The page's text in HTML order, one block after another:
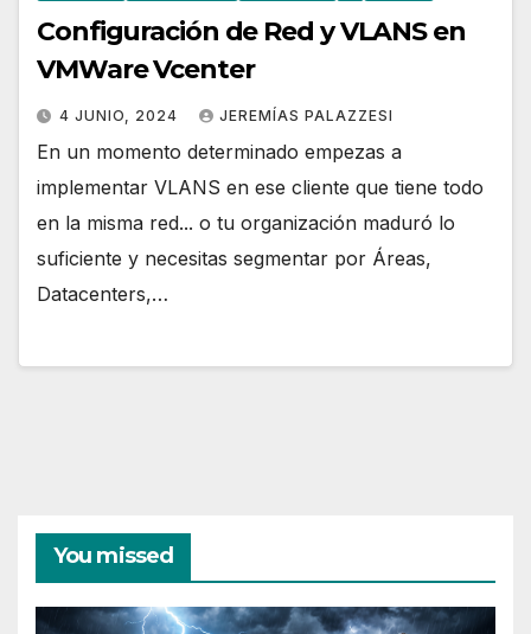
Configuración de Red y VLANS en
VMWare Vcenter
4 JUNIO, 2024 JEREMÍAS PALAZZESI
En un momento determinado empezas a
implementar VLANS en ese cliente que tiene todo
en la misma red... o tu organización maduró lo
suficiente y necesitas segmentar por Áreas,
Datacenters,…
You missed